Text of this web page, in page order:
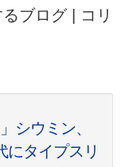
ブログ | コリ
シウミン、
にタイプスリ